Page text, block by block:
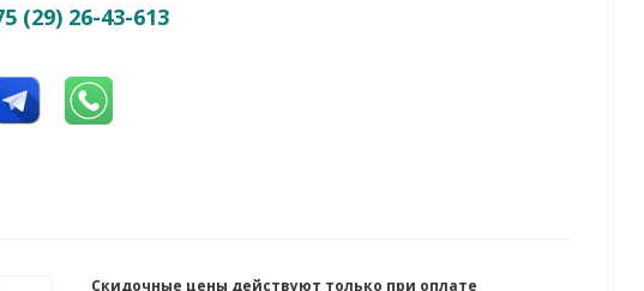
(29) 26-43-613
Скидочные цены действуют только при оплате